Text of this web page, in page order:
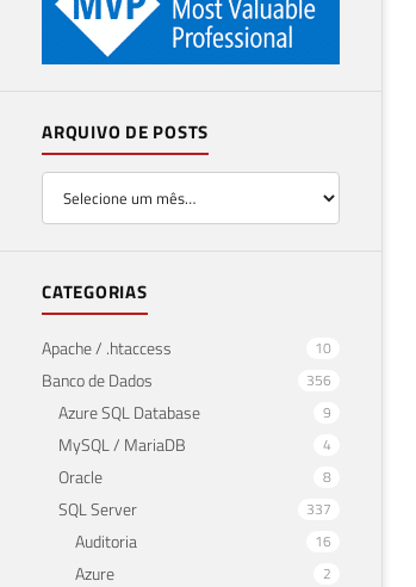
ARQUIVO DE POSTS
CATEGORIAS
Apache / .htaccess 10
Banco de Dados 356
Azure SQL Database 9
MySQL / MariaDB 4
Oracle 8
SQL Server 337
Auditoria 16
Azure 2